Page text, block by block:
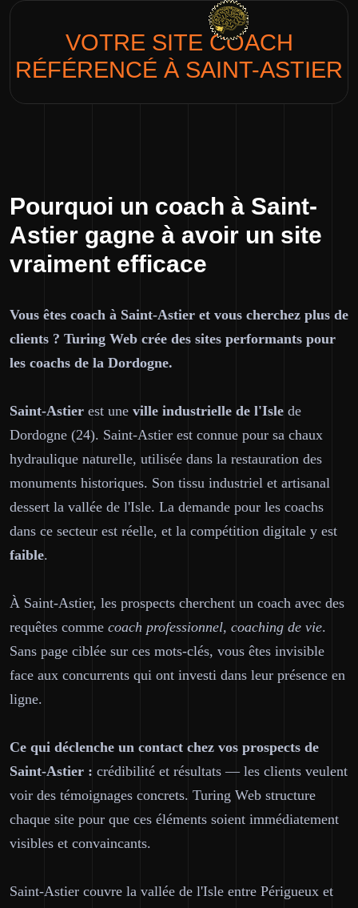
VOTRE SITE COACH
RÉFÉRENCÉ À SAINT-ASTIER
Pourquoi un coach à Saint-
Astier gagne à avoir un site
vraiment efficace
Vous êtes coach à Saint-Astier et vous cherchez plus de
clients ? Turing Web crée des sites performants pour
les coachs de la Dordogne.
Saint-Astier est une ville industrielle de l'Isle de
Dordogne (24). Saint-Astier est connue pour sa chaux
hydraulique naturelle, utilisée dans la restauration des
monuments historiques. Son tissu industriel et artisanal
dessert la vallée de l'Isle. La demande pour les coachs
dans ce secteur est réelle, et la compétition digitale y est
faible.
À Saint-Astier, les prospects cherchent un coach avec des
requêtes comme coach professionnel, coaching de vie.
Sans page ciblée sur ces mots-clés, vous êtes invisible
face aux concurrents qui ont investi dans leur présence en
ligne.
Ce qui déclenche un contact chez vos prospects de
Saint-Astier : crédibilité et résultats — les clients veulent
voir des témoignages concrets. Turing Web structure
chaque site pour que ces éléments soient immédiatement
visibles et convaincants.
Saint-Astier couvre la vallée de l'Isle entre Périgueux et